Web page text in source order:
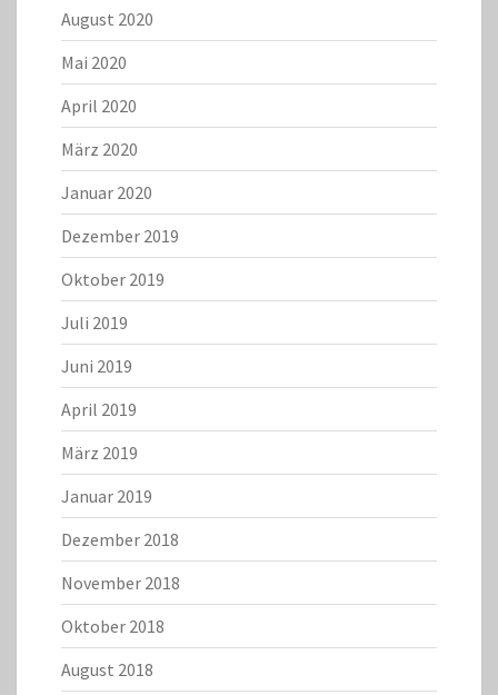
August 2020
Mai 2020
April 2020
März 2020
Januar 2020
Dezember 2019
Oktober 2019
Juli 2019
Juni 2019
April 2019
März 2019
Januar 2019
Dezember 2018
November 2018
Oktober 2018
August 2018